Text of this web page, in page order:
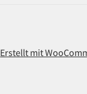
Erstellt mit